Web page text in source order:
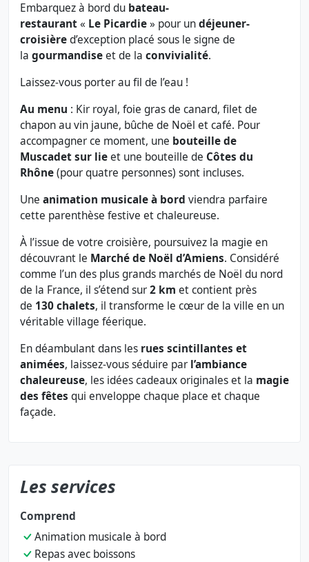
Embarquez à bord du bateau-
restaurant« Le Picardie» pour undéjeuner-
croisièred’exception placé sous le signe de
la gourmandiseet de la convivialité.
Laissez-vous porter au fil de l’eau !
Au menu : Kir royal, foie gras de canard, filet de
chapon au vin jaune, bûche de Noël et café. Pour
accompagner ce moment, une bouteille de
Muscadet sur lieet une bouteille de Côtes du
Rhône(pour quatre personnes) sont incluses.
Une animation musicale à bord viendra parfaire
cette parenthèse festive et chaleureuse.
À l’issue de votre croisière, poursuivez la magie en
découvrant le Marché de Noël d’Amiens. Considéré
comme l’un des plus grands marchés de Noël du nord
de la France, il s’étend sur2 km et contient près
de 130 chalets, il transforme le cœur de la ville en un
véritable village féerique.
En déambulant dans les rues scintillantes et
animées, laissez-vous séduire par l’ambiance
chaleureuse, les idées cadeaux originales et la magie
des fêtes qui enveloppe chaque place et chaque
façade.
Les services
Comprend
Animation musicale à bord
Repas avec boissons